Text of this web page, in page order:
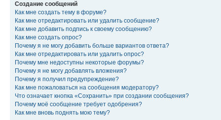
Создание сообщений
Как мне создать тему в форуме?
Как мне отредактировать или удалить сообщение?
Как мне добавить подпись к своему сообщению?
Как мне создать опрос?
Почему я не могу добавить больше вариантов ответа?
Как мне отредактировать или удалить опрос?
Почему мне недоступны некоторые форумы?
Почему я не могу добавлять вложения?
Почему я получил предупреждение?
Как мне пожаловаться на сообщения модератору?
Что означает кнопка «Сохранить» при создании сообщения?
Почему моё сообщение требует одобрения?
Как мне вновь поднять мою тему?